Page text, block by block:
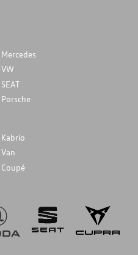
Mercedes
VW
SEAT
Porsche
Kabrio
Van
Coupé